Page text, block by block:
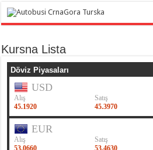
Kursna Lista